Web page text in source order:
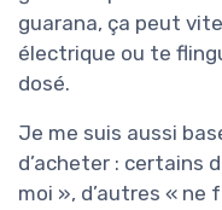
guarana, ça peut
électrique ou te
dosé.
Je me suis aussi
d’acheter : certains
moi », d’autres « ne